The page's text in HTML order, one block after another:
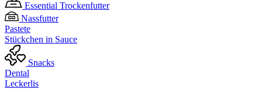
Essential Trockenfutter
Nassfutter
Pastete
Stückchen in Sauce
Snacks
Dental
Leckerlis